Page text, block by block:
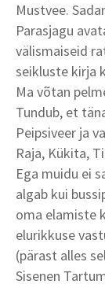
Mustvee.
Parasjagu
välismaiseid
seikluste kirja
Ma võtan
Tundub, et
Peipsiveer ja
Raja, Kükita,
Ega muidu ei
algab kui
oma elamiste
elurikkuse
(pärast alles
Sisenen